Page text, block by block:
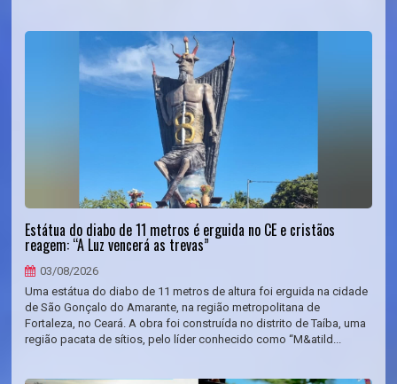
Estátua do diabo de 11 metros é erguida no CE e cristãos
reagem: “A Luz vencerá as trevas”
03/08/2026
Uma estátua do diabo de 11 metros de altura foi erguida na cidade
de São Gonçalo do Amarante, na região metropolitana de
Fortaleza, no Ceará. A obra foi construída no distrito de Taíba, uma
região pacata de sítios, pelo líder conhecido como “M&atild...